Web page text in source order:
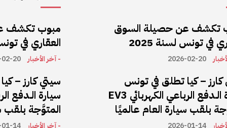
مبوب تكشف
العقاري في تونس
- آخر الأخبار 20
سيتي كارز –
المتوَّجة بلقب
- آخر الأخبار 14
تكشف عن حصيلة السوق
في تونس لسنة 2025
2026-02-20
– كيا تطلق في تونس
سيارة الـدفع الرباعي الكهربائي EV3
بلقب سيارة العام عالميًا
2026-01-14